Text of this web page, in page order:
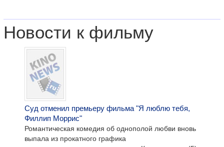
Новости к фильму
Суд отменил премьеру фильма "Я люблю тебя,
Филлип Моррис"
Романтическая комедия об однополой любви вновь
выпала из прокатного графика